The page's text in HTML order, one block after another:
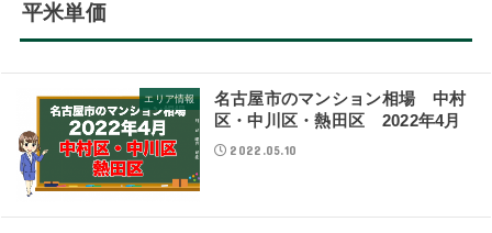
平米単価
エリア情報
名古屋市のマンション相場 中村
区・中川区・熱田区 2022年4月
2022.05.10